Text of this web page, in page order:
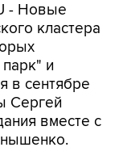
- Новые
кластера
и
в сентябре
Сергей
вместе с